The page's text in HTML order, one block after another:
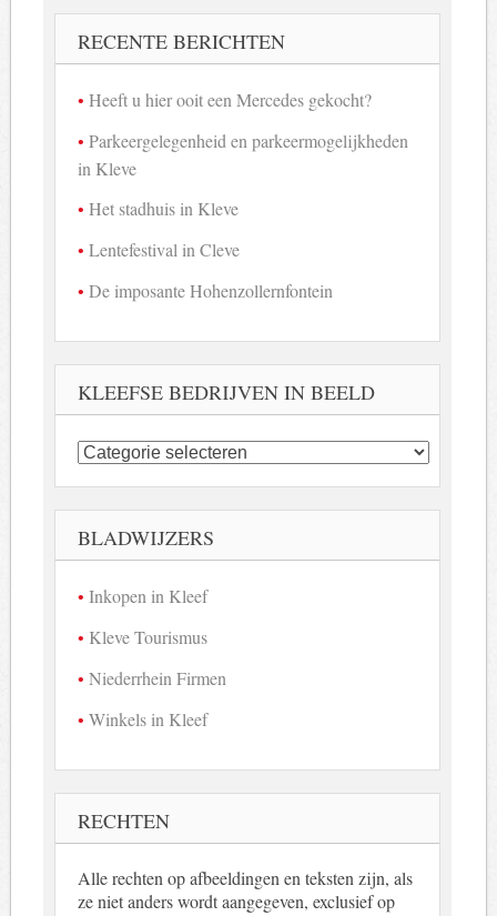
RECENTE BERICHTEN
Heeft u hier ooit een Mercedes gekocht?
Parkeergelegenheid en parkeermogelijkheden
in Kleve
Het stadhuis in Kleve
Lentefestival in Cleve
De imposante Hohenzollernfontein
KLEEFSE BEDRIJVEN IN BEELD
Kleefse
bedrijven
in
beeld
BLADWIJZERS
Inkopen in Kleef
Kleve Tourismus
Niederrhein Firmen
Winkels in Kleef
RECHTEN
Alle rechten op afbeeldingen en teksten zijn, als
ze niet anders wordt aangegeven, exclusief op